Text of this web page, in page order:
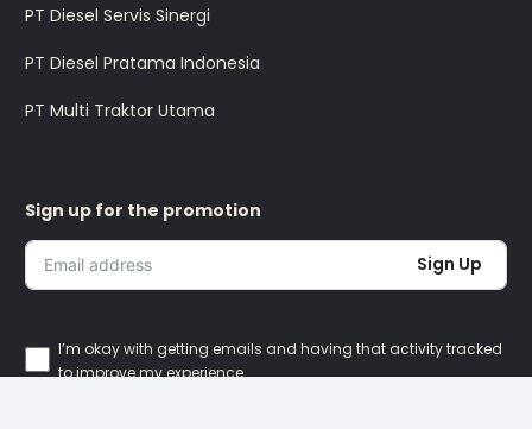
PT Diesel Servis Sinergi
PT Diesel Pratama Indonesia
PT Multi Traktor Utama
Sign up for the promotion
Sign Up
I’m okay with getting emails and having that activity tracked
to improve my experience.